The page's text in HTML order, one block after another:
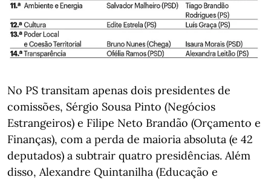
No PS transitam apenas dois presidentes de
comissões, Sérgio Sousa Pinto (Negócios
Estrangeiros) e Filipe Neto Brandão (Orçamento e
Finanças), com a perda de maioria absoluta (e 42
deputados) a subtrair quatro presidências. Além
disso, Alexandre Quintanilha (Educação e